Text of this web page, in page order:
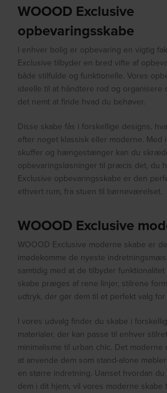
WOOOD Exclusive
opbevaringsskabe
I enhver bolig er opbevaring en vigtig
Exclusive tilbyder en bred vifte af
både stilfulde og funktionelle. Vores
ideelle til at håndtere rod og organisere
det nemt at finde hvad du behøver.
Disse skabe fås i forskellige designs,
efter noget klassisk eller moderne. Med
skuffer og hængestænger kan du
opbevaringsløsninger til præcis det, du
Exclusive opbevaringsskabe er den
ethvert rum, fra stuen til børneværelset.
WOOOD Exclusive
WOOOD Exclusive moderne skabe er
imødekomme de nyeste
samtidig med at de tilbyder
skabe præges af rene linjer, stilrene
udtryk, der gør dem til et perfekt valg
I vores udvalg finder du skabe i
materialer, der kan passe til enhver
minimalisme til urban chic. Det
at anvende dem som stand-alone
en større indretning. Uanset hvordan
dem i dit hjem, vil vores moderne skabe